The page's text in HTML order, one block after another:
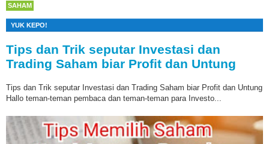
SAHAM
YUK KEPO!
Tips dan Trik seputar Investasi dan
Trading Saham biar Profit dan Untung
Tips dan Trik seputar Investasi dan Trading Saham biar Profit dan Untung
Hallo teman-teman pembaca dan teman-teman para Investo...